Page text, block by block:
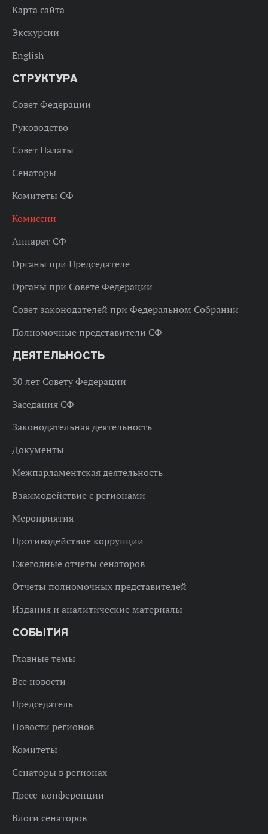
Карта сайта
Экскурсии
English
СТРУКТУРА
Совет Федерации
Руководство
Совет Палаты
Сенаторы
Комитеты СФ
Комиссии
Аппарат СФ
Органы при Председателе
Органы при Совете Федерации
Совет законодателей при Федеральном Собрании
Полномочные представители СФ
ДЕЯТЕЛЬНОСТЬ
30 лет Совету Федерации
Заседания СФ
Законодательная деятельность
Документы
Межпарламентская деятельность
Взаимодействие с регионами
Мероприятия
Противодействие коррупции
Ежегодные отчеты сенаторов
Отчеты полномочных представителей
Издания и аналитические материалы
СОБЫТИЯ
Главные темы
Все новости
Председатель
Новости регионов
Комитеты
Сенаторы в регионах
Пресс-конференции
Блоги сенаторов